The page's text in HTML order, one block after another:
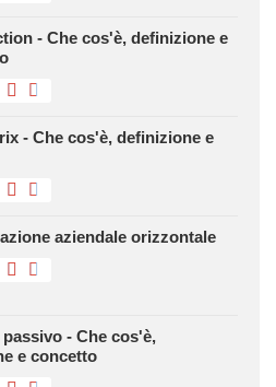
- Che cos'è, definizione e
- Che cos'è, definizione e
aziendale orizzontale
- Che cos'è,
e concetto